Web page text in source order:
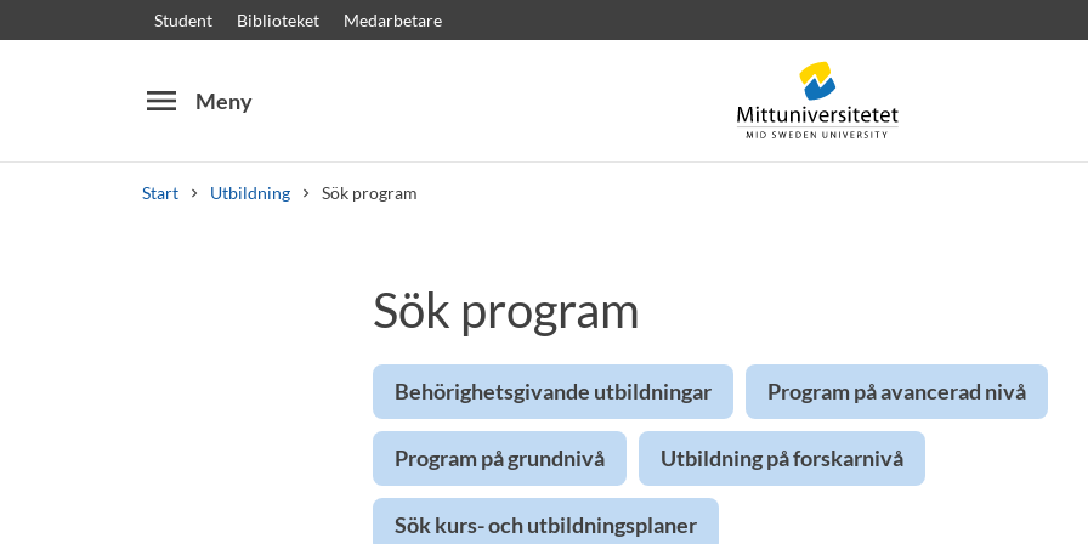
Student Biblioteket Medarbetare
menu Meny
Start Utbildning Sök program
Kursplaner Välkomstbrev Personal
Sök program
Behörighetsgivande utbildningar Program på avancerad nivå
Program på grundnivå Utbildning på forskarnivå
Sök kurs- och utbildningsplaner